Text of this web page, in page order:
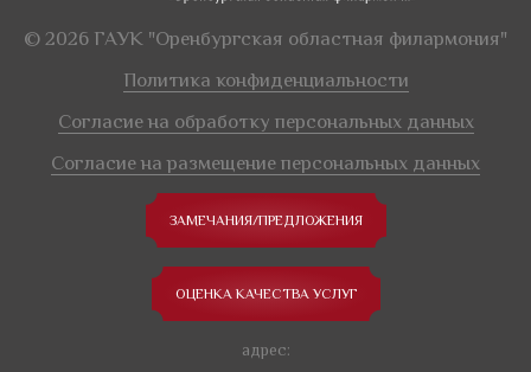
© 2026 ГАУК "Оренбургская областная филармония"
Политика конфиденциальности
Согласие на обработку персональных данных
Согласие на размещение персональных данных
ЗАМЕЧАНИЯ/ПРЕДЛОЖЕНИЯ
ОЦЕНКА КАЧЕСТВА УСЛУГ
адрес: